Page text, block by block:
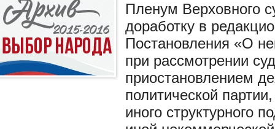
Пленум Верховного
доработку в
Постановления «О
при рассмотрении
приостановлением
политической
иного структурного